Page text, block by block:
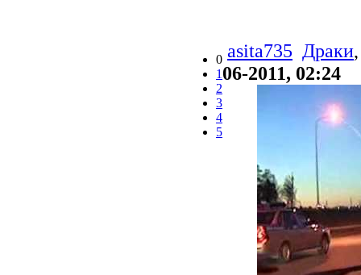
0
1
2
3
4
5
asita735 Драки
06-2011, 02:24